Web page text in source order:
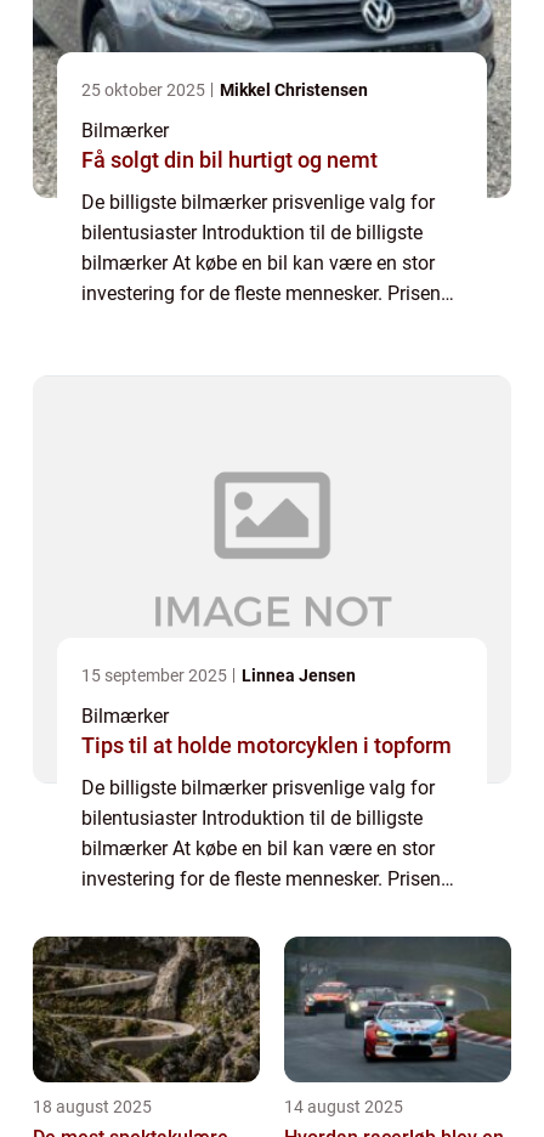
25 oktober 2025 Mikkel Christensen
Bilmærker
Få solgt din bil hurtigt og nemt
De billigste bilmærker prisvenlige valg for
bilentusiaster Introduktion til de billigste
bilmærker At købe en bil kan være en stor
investering for de fleste mennesker. Prisen
15 september 2025 Linnea Jensen
Bilmærker
Tips til at holde motorcyklen i topform
De billigste bilmærker prisvenlige valg for
bilentusiaster Introduktion til de billigste
bilmærker At købe en bil kan være en stor
investering for de fleste mennesker. Prisen
mærke, model og de medfølgend...
18 august 2025 14 august 2025